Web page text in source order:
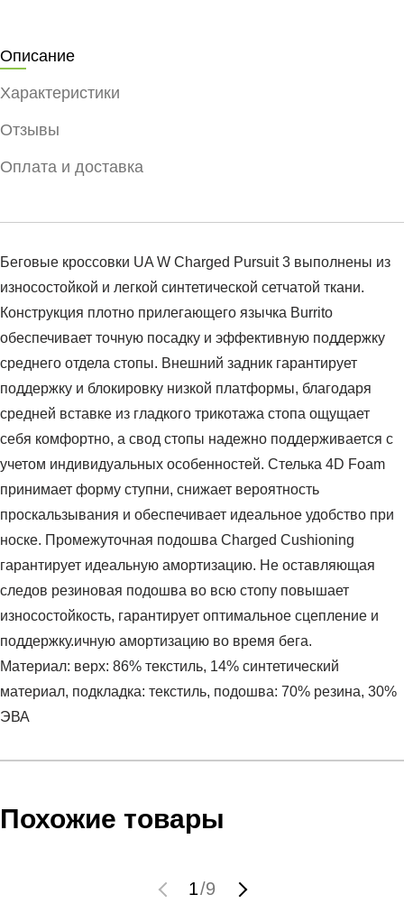
Описание
Характеристики
Отзывы
Оплата и доставка
Беговые кроссовки UA W Charged Pursuit 3 выполнены из
износостойкой и легкой синтетической сетчатой ткани.
Конструкция плотно прилегающего язычка Вurrito
обеспечивает точную посадку и эффективную поддержку
среднего отдела стопы. Внешний задник гарантирует
поддержку и блокировку низкой платформы, благодаря
средней вставке из гладкого трикотажа стопа ощущает
себя комфортно, а свод стопы надежно поддерживается с
учетом индивидуальных особенностей. Стелька 4D Foam
принимает форму ступни, снижает вероятность
проскальзывания и обеспечивает идеальное удобство при
носке. Промежуточная подошва Charged Cushioning
гарантирует идеальную амортизацию. Не оставляющая
следов резиновая подошва во всю стопу повышает
износостойкость, гарантирует оптимальное сцепление и
поддержку.ичную амортизацию во время бега.
Материал: верх: 86% текстиль, 14% синтетический
материал, подкладка: текстиль, подошва: 70% резина, 30%
ЭВА
Артикул:3024889-602
Pursuit 3
UA W Charged Pursuit 3
Условия оплаты
высылает Вам менеджер.
мы не увидим Вашу оплату.
Похожие товары
1/9